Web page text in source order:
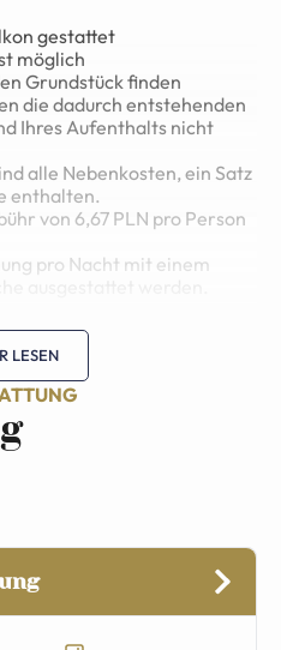
gestattet
möglich
Grundstück finden
die dadurch entstehenden
Ihres Aufenthalts nicht
alle Nebenkosten, ein Satz
enthalten.
von 6,67 PLN pro Person
pro Nacht mit einem
LESEN